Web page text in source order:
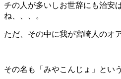
チの人が多いしお世辞にも治安
ね、、、。
ただ、その中に我が宮崎人のオ
その名も「みやこんじょ」とい